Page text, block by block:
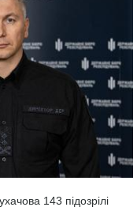
143 підозрілі